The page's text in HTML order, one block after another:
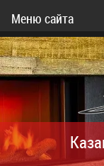
Меню сайта